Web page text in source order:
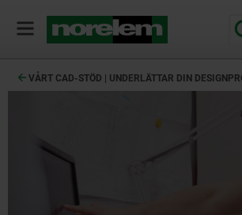
VÅRT CAD-STÖD | UNDERLÄTTAR DIN